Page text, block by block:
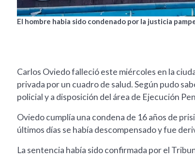
El hombre habia sido condenado por la justicia
Carlos Oviedo falleció este miércoles en la
privada por un cuadro de salud. Según pudo
policial y a disposición del área de Ejecución
Oviedo cumplía una condena de 16 años de
últimos días se había descompensado y fue
La sentencia había sido confirmada por el